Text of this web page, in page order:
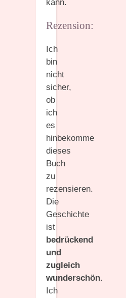
kann.
Rezension:
Ich
bin
nicht
sicher,
ob
ich
es
hinbekomme
dieses
Buch
zu
rezensieren.
Die
Geschichte
ist
bedrückend
und
zugleich
wunderschön.
Ich